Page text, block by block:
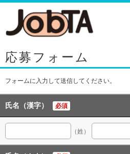
応募フォーム
フォームに入力して送信してください。
氏名（漢字） 必須
（姓）